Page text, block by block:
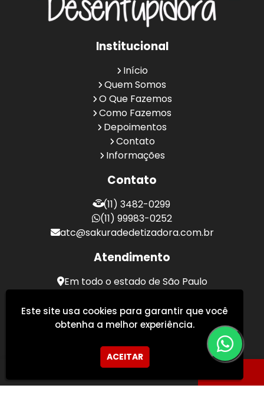
Institucional
Início
Quem Somos
O Que Fazemos
Como Fazemos
Depoimentos
Contato
Informações
Contato
(11) 3482-0299
(11) 99983-0252
atc@sakuradedetizadora.com.br
Atendimento
Em todo o estado de São Paulo
Este site usa cookies para garantir que você
obtenha a melhor experiência.
ACEITAR